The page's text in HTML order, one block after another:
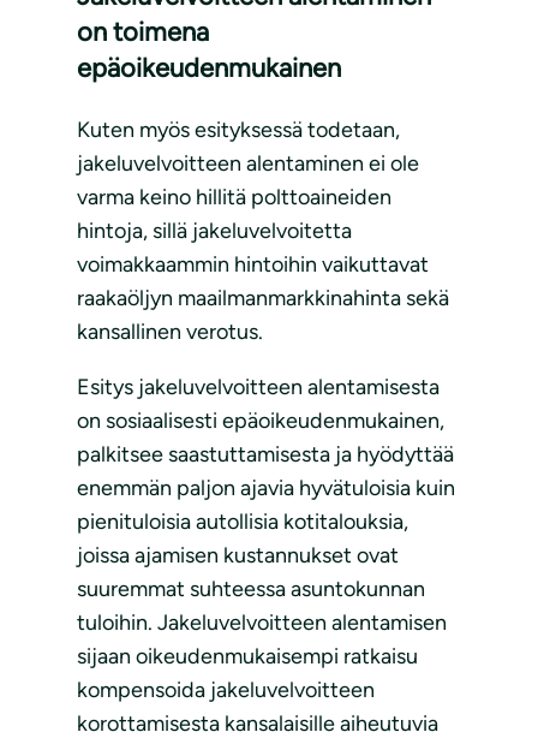
on toimena
epäoikeudenmukainen
Kuten myös esityksessä todetaan,
jakeluvelvoitteen alentaminen ei ole
varma keino hillitä polttoaineiden
hintoja, sillä jakeluvelvoitetta
voimakkaammin hintoihin vaikuttavat
raakaöljyn maailmanmarkkinahinta sekä
kansallinen verotus.
Esitys jakeluvelvoitteen alentamisesta
on sosiaalisesti epäoikeudenmukainen,
palkitsee saastuttamisesta ja hyödyttää
enemmän paljon ajavia hyvätuloisia kuin
pienituloisia autollisia kotitalouksia,
joissa ajamisen kustannukset ovat
suuremmat suhteessa asuntokunnan
tuloihin. Jakeluvelvoitteen alentamisen
sijaan oikeudenmukaisempi ratkaisu
kompensoida jakeluvelvoitteen
korottamisesta kansalaisille aiheutuvia